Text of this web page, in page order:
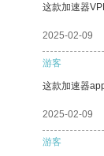
这款加速器
2025-02-09
游客
这款加速器
2025-02-09
游客